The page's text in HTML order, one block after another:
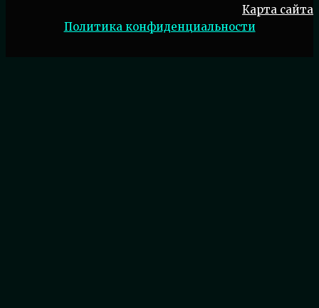
Карта сайта
Политика конфиденциальности